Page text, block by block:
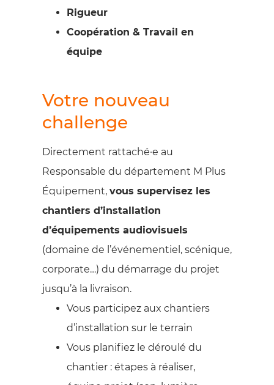
Rigueur
Coopération & Travail en
équipe
Directement rattaché·e au
Responsable du département M Plus
Équipement, vous supervisez les
chantiers d’installation
d’équipements audiovisuels
(domaine de l’événementiel, scénique,
corporate…) du démarrage du projet
jusqu’à la livraison.
Vous participez aux chantiers
d’installation sur le terrain
Vous planifiez le déroulé du
chantier : étapes à réaliser,
Votre nouveau
challenge